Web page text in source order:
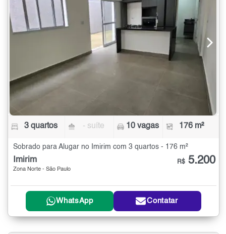
3 quartos - suíte 10 vagas 176 m²
Sobrado para Alugar no Imirim com 3 quartos - 176 m²
Imirim
Zona Norte - São Paulo
R$ 5.200
WhatsApp Contatar